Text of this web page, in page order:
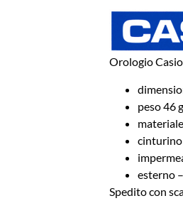
Orologio
peso 46 g
cinturino
esterno
Spedito con